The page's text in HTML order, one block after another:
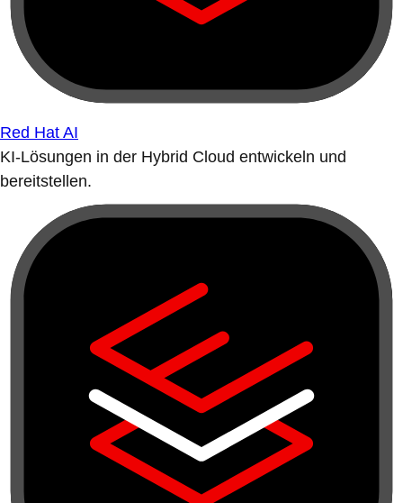
Red Hat AI
KI-Lösungen in der Hybrid Cloud entwickeln und
bereitstellen.